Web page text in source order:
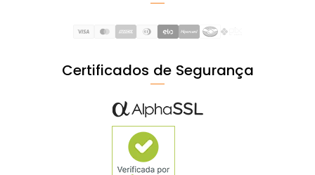
Certificados de Segurança